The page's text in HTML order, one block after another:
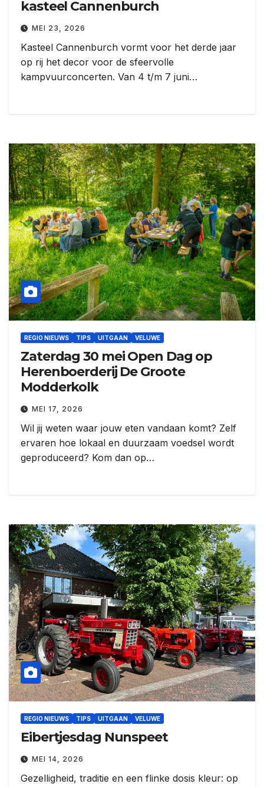
kasteel Cannenburch
MEI 23, 2026
Kasteel Cannenburch vormt voor het derde jaar
op rij het decor voor de sfeervolle
kampvuurconcerten. Van 4 t/m 7 juni…
REGIO NIEUWS TIPS UITGAAN VELUWE
Zaterdag 30 mei Open Dag op
Herenboerderij De Groote
Modderkolk
MEI 17, 2026
Wil jij weten waar jouw eten vandaan komt? Zelf
ervaren hoe lokaal en duurzaam voedsel wordt
geproduceerd? Kom dan op…
REGIO NIEUWS TIPS UITGAAN VELUWE
Eibertjesdag Nunspeet
MEI 14, 2026
Gezelligheid, traditie en een flinke dosis kleur: op